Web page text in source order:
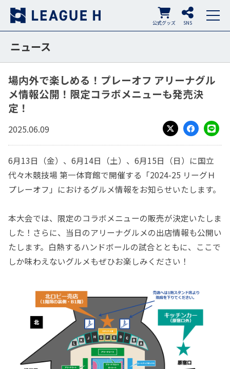
SNS
公式グッズ
ニュース
場内外で楽しめる！プレーオフ アリーナグル
メ情報公開！限定コラボメニューも発売決
定！
2025.06.09
X
Facebook
LINE
6月13日（金）、6月14日（土）、6月15日（日）に国立
代々木競技場 第一体育館で開催する「2024-25 リーグＨ
プレーオフ」におけるグルメ情報をお知らせいたします。
本大会では、限定のコラボメニューの販売が決定いたしま
した！さらに、当日のアリーナグルメの出店情報も公開い
たします。白熱するハンドボールの試合とともに、ここで
しか味わえないグルメもぜひお楽しみください！